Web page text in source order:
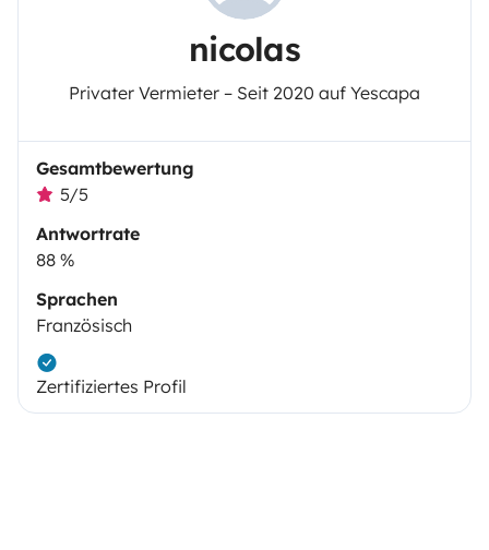
nicolas
Privater Vermieter – Seit 2020 auf Yescapa
Gesamtbewertung
5/5
Antwortrate
88 %
Sprachen
Französisch
Zertifiziertes Profil